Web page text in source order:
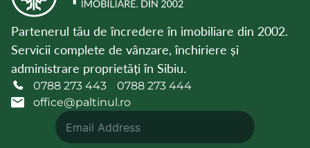
Partenerul tău de încredere în imobiliare din 2002.
Servicii complete de vânzare, închiriere și
administrare proprietăți în Sibiu.
0788 273 443
0788 273 444
office@paltinul.ro